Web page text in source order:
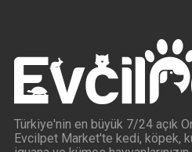
Türkiye'nin en büyük 7/24 açık
Evcilpet Market'te kedi, köpek,